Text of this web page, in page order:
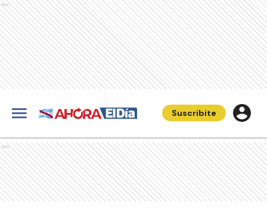
Ads
Suscribite
Ads